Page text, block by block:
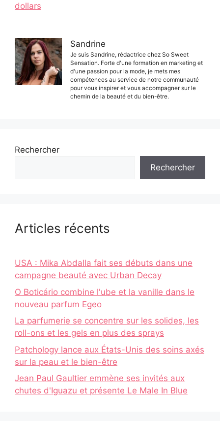
dollars
Sandrine
Je suis Sandrine, rédactrice chez So Sweet
Sensation. Forte d'une formation en marketing et
d'une passion pour la mode, je mets mes
compétences au service de notre communauté
pour vous inspirer et vous accompagner sur le
chemin de la beauté et du bien-être.
Rechercher
Rechercher
Articles récents
USA : Mika Abdalla fait ses débuts dans une
campagne beauté avec Urban Decay
O Boticário combine l'ube et la vanille dans le
nouveau parfum Egeo
La parfumerie se concentre sur les solides, les
roll-ons et les gels en plus des sprays
Patchology lance aux États-Unis des soins axés
sur la peau et le bien-être
Jean Paul Gaultier emmène ses invités aux
chutes d'Iguazu et présente Le Male In Blue